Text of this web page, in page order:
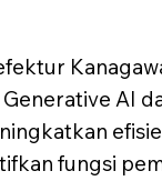
AI
fungsi